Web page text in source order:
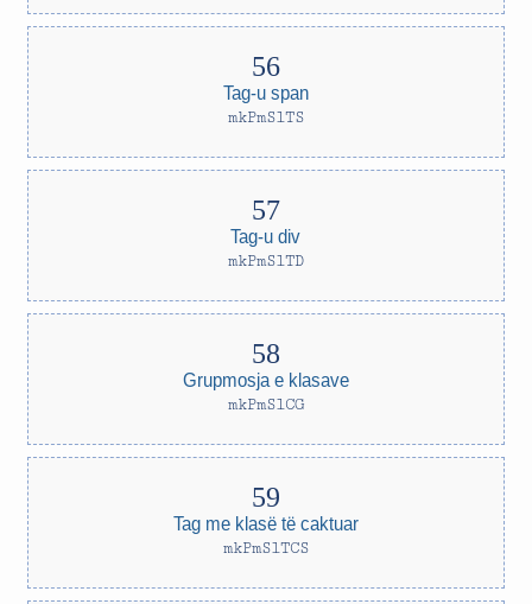
Tag-u span
mkPmSlTS
Tag-u div
mkPmSlTD
Grupmosja e klasave
mkPmSlCG
Tag me klasë të caktuar
mkPmSlTCS